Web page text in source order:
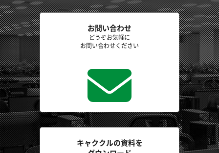
お問い合わせ
どうぞお気軽に
お問い合わせください
キャククルの資料を